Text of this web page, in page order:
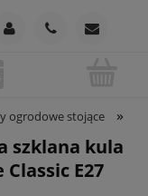
ogrodowe stojące »
szklana kula
Classic E27